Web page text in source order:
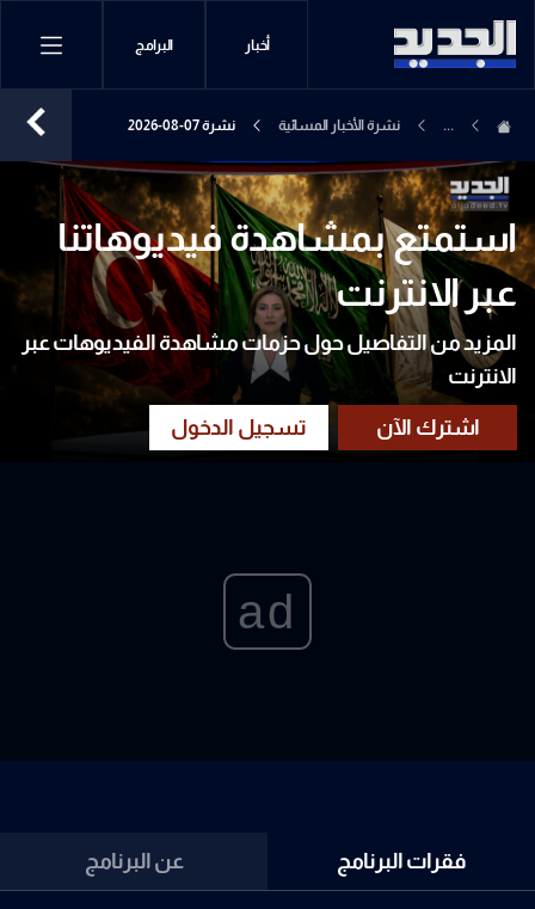
أخبار البرامج
... نشرة الأخبار المسائية نشرة 07-08-2026
استمتع بمشاهدة فيديوهاتنا
عبر الانترنت
المزيد من التفاصيل حول حزمات مشاهدة الفيديوهات عبر
الانترنت
ad
فقرات البرنامج عن البرنامج